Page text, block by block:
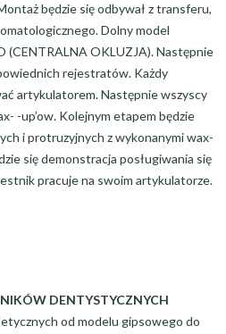
będzie się odbywał z transferu,
Dolny model
(CENTRALNA OKLUZJA). Następnie
rejestratów. Każdy
artykulatorem. Następnie wszyscy
-up’ow. Kolejnym etapem będzie
i protruzyjnych z wykonanymi wax-
się demonstracja posługiwania się
pracuje na swoim artykulatorze.
DENTYSTYCZNYCH
od modelu gipsowego do